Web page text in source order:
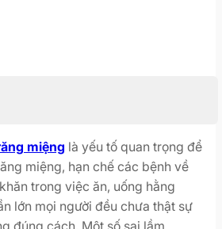
miệng là yếu tố quan trọng để
miệng, hạn chế các bệnh về
trong việc ăn, uống hằng
lớn mọi người đều chưa thật sự
đúng cách. Một số sai lầm